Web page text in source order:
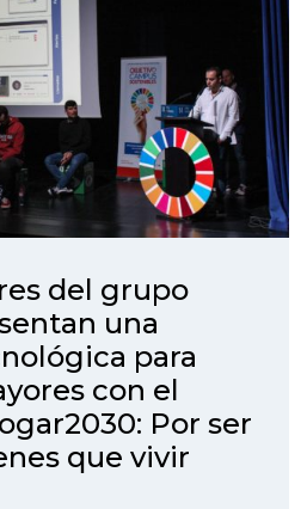
del grupo
una
para
con el
Por ser
que vivir